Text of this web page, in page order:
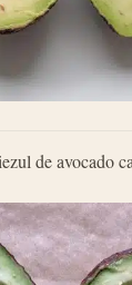
de avocado